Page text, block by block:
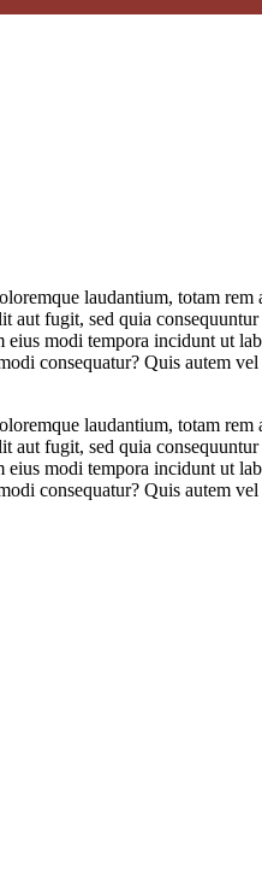
laudantium, totam
fugit, sed quia
modi tempora incidunt ut
consequatur? Quis autem
laudantium, totam
fugit, sed quia
modi tempora incidunt ut
consequatur? Quis autem